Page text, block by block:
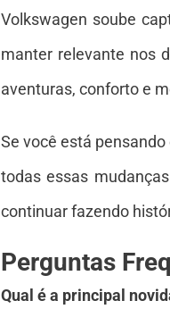
Volkswagen soube
manter relevante nos
aventuras, conforto e
Se você está
todas essas
continuar fazendo
Perguntas
Qual é a principal